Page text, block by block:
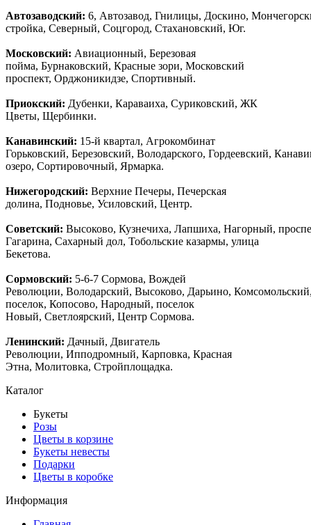
Автозаводский: 6, Автозавод, Гнилицы, Доскино,
стройка, Северный, Соцгород, Стахановский, Юг.
Московский: Авиационный, Березовая
пойма, Бурнаковский, Красные зори, Московский
проспект, Орджоникидзе, Спортивный.
Приокский: Дубенки, Караваиха, Суриковский, ЖК
Цветы, Щербинки.
Канавинский: 15-й квартал, Агрокомбинат
Горьковский, Березовский, Володарского, Гордеевский,
озеро, Сортировочный, Ярмарка.
Нижегородский: Верхние Печеры, Печерская
долина, Подновье, Усиловский, Центр.
Советский: Высоково, Кузнечиха, Лапшиха, Нагорный,
Гагарина, Сахарный дол, Тобольские казармы, улица
Бекетова.
Сормовский: 5-6-7 Сормова, Вождей
Революции, Володарский, Высоково, Дарьино,
поселок, Копосово, Народный, поселок
Новый, Светлоярский, Центр Сормова.
Ленинский: Дачный, Двигатель
Революции, Ипподромный, Карповка, Красная
Этна, Молитовка, Стройплощадка.
Каталог
Букеты
Розы
Цветы в корзине
Букеты невесты
Подарки
Цветы в коробке
Информация